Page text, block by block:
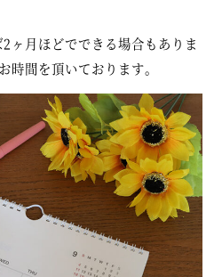
ヶ月ほどでできる場合もありま
時間を頂いております。